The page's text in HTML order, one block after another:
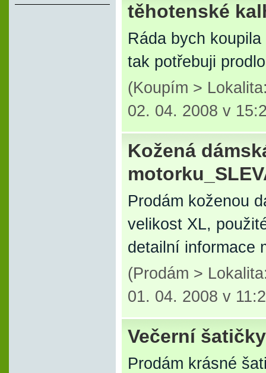
těhotenské
Ráda bych
tak potřebuji
(Koupím >
02. 04. 2008 v
Kožená
Prodám koženou
velikost XL,
detailní informace
(Prodám >
01. 04. 2008 v
Večerní šatičky
Prodám krásné